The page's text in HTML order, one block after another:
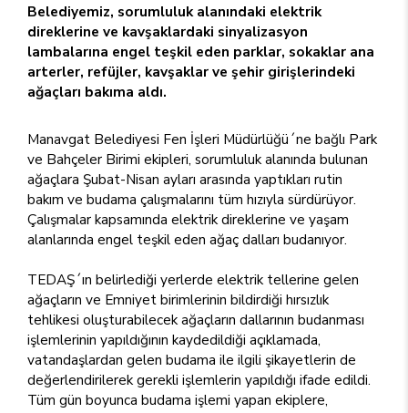
Belediyemiz, sorumluluk alanındaki elektrik
direklerine ve kavşaklardaki sinyalizasyon
lambalarına engel teşkil eden parklar, sokaklar ana
arterler, refüjler, kavşaklar ve şehir girişlerindeki
ağaçları bakıma aldı.
Manavgat Belediyesi Fen İşleri Müdürlüğü´ne bağlı Park
ve Bahçeler Birimi ekipleri, sorumluluk alanında bulunan
ağaçlara Şubat-Nisan ayları arasında yaptıkları rutin
bakım ve budama çalışmalarını tüm hızıyla sürdürüyor.
Çalışmalar kapsamında elektrik direklerine ve yaşam
alanlarında engel teşkil eden ağaç dalları budanıyor.
TEDAŞ´ın belirlediği yerlerde elektrik tellerine gelen
ağaçların ve Emniyet birimlerinin bildirdiği hırsızlık
tehlikesi oluşturabilecek ağaçların dallarının budanması
işlemlerinin yapıldığının kaydedildiği açıklamada,
vatandaşlardan gelen budama ile ilgili şikayetlerin de
değerlendirilerek gerekli işlemlerin yapıldığı ifade edildi.
Tüm gün boyunca budama işlemi yapan ekiplere,